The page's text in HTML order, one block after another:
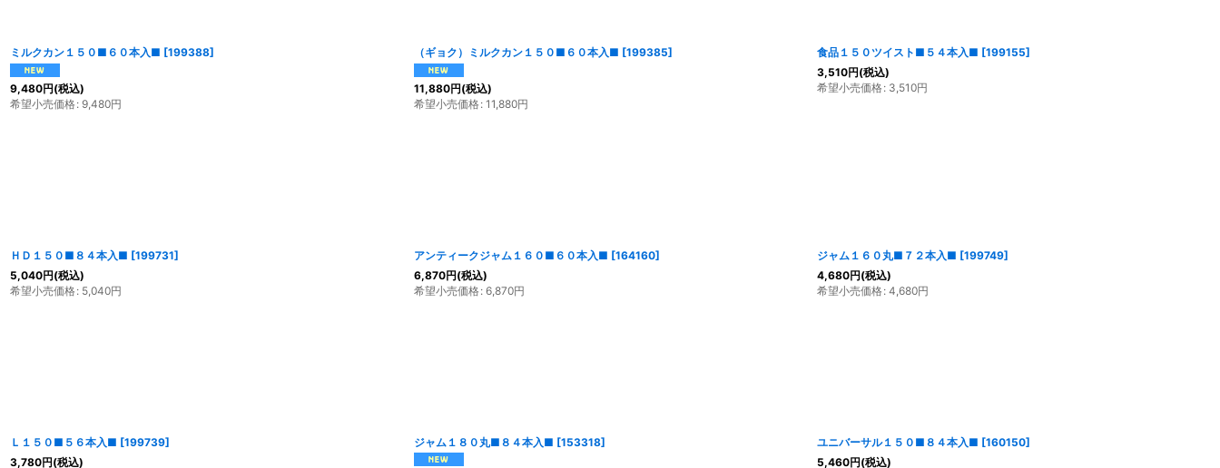
ミルクカン１５０■６０本入■ [199388]
9,480円(税込)
希望小売価格: 9,480円
（ギョク）ミルクカン１５０■６０本入■ [199385]
11,880円(税込)
希望小売価格: 11,880円
食品１５０ツイスト■５４本入■ [199155]
3,510円(税込)
希望小売価格: 3,510円
ＨＤ１５０■８４本入■ [199731]
5,040円(税込)
希望小売価格: 5,040円
アンティークジャム１６０■６０本入■ [164160]
6,870円(税込)
希望小売価格: 6,870円
ジャム１６０丸■７２本入■ [199749]
4,680円(税込)
希望小売価格: 4,680円
Ｌ１５０■５６本入■ [199739]
3,780円(税込)
ジャム１８０丸■８４本入■ [153318] ユニバーサル１５０■８４本入■ [160150]
5,460円(税込)